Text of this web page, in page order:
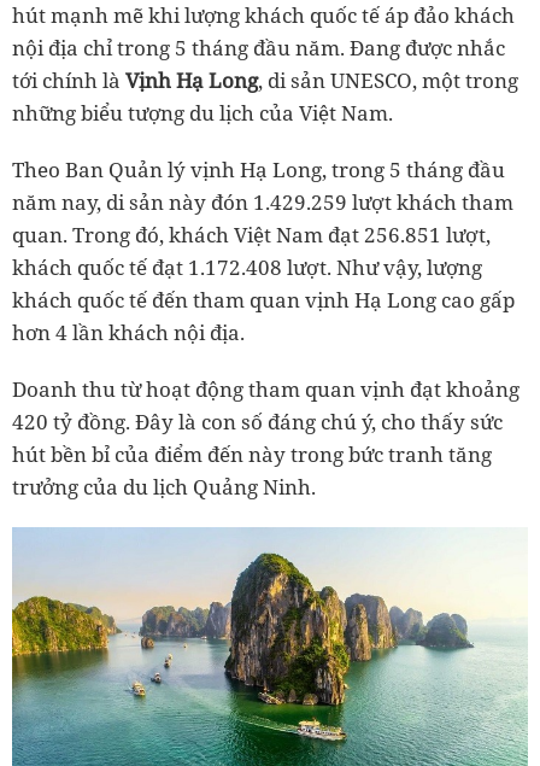
hút mạnh mẽ khi lượng khách quốc tế áp đảo khách
nội địa chỉ trong 5 tháng đầu năm. Đang được nhắc
tới chính là Vịnh Hạ Long, di sản UNESCO, một trong
những biểu tượng du lịch của Việt Nam.
Theo Ban Quản lý vịnh Hạ Long, trong 5 tháng đầu
năm nay, di sản này đón 1.429.259 lượt khách tham
quan. Trong đó, khách Việt Nam đạt 256.851 lượt,
khách quốc tế đạt 1.172.408 lượt. Như vậy, lượng
khách quốc tế đến tham quan vịnh Hạ Long cao gấp
hơn 4 lần khách nội địa.
Doanh thu từ hoạt động tham quan vịnh đạt khoảng
420 tỷ đồng. Đây là con số đáng chú ý, cho thấy sức
hút bền bỉ của điểm đến này trong bức tranh tăng
trưởng của du lịch Quảng Ninh.